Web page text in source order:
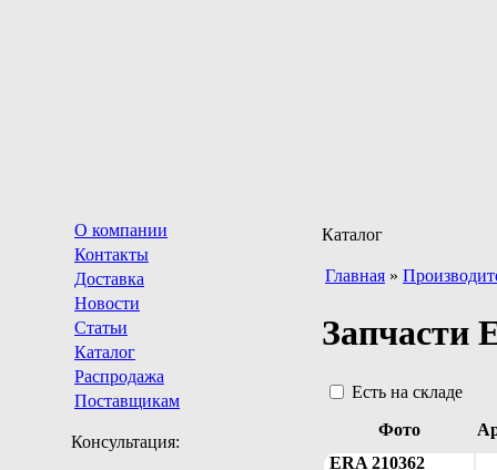
О компании
Контакты
Доставка
Новости
Статьи
Каталог
Распродажа
Поставщикам
Консультация:
Каталог
Главная »
Запчасти
Есть на складе
Фото
ERA 210362